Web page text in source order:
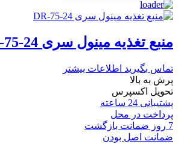
منبع تغذیه مینول سری DR-75-24
تماس بگیرید اطلاعات بیشتر
پرش به بالا
تحویل اکسپرس
پشتیبانی 24 ساعته
پرداخت در محل
7 روز ضمانت بازگشت
ضمانت اصل بودن